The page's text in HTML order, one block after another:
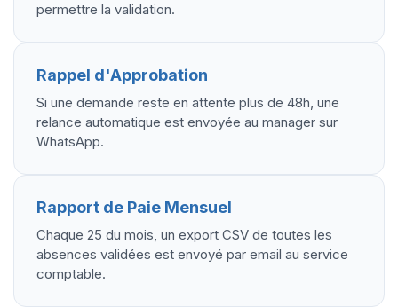
permettre la validation.
Rappel d'Approbation
Si une demande reste en attente plus de 48h, une
relance automatique est envoyée au manager sur
WhatsApp.
Rapport de Paie Mensuel
Chaque 25 du mois, un export CSV de toutes les
absences validées est envoyé par email au service
comptable.